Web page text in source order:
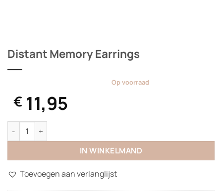
Distant Memory Earrings
€ 11,95
Op voorraad
Distant Memory Earrings aantal
IN WINKELMAND
Toevoegen aan verlanglijst